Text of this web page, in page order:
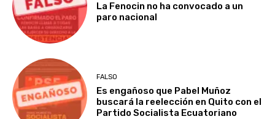
La Fenocin no ha convocado a un
paro nacional
FALSO
Es engañoso que Pabel Muñoz
buscará la reelección en Quito con el
Partido Socialista Ecuatoriano